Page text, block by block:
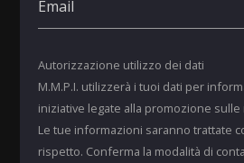
Autorizzazione utilizzo dei dati
M.M.P.I. utilizzerà i tuoi dati per
iniziative legate alla promozione
Le tue informazioni saranno trattate
rispetto. Conferma la modalità di